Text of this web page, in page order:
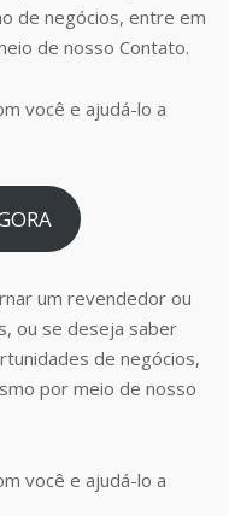
de negócios, entre em
de nosso Contato.
você e ajudá-lo a
um revendedor ou
ou se deseja saber
de negócios,
por meio de nosso
você e ajudá-lo a